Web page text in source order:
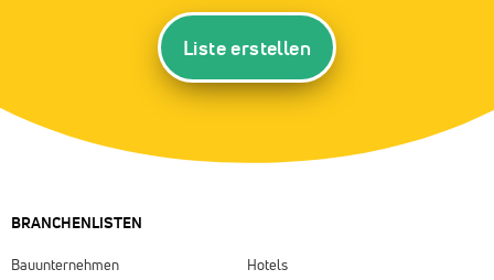
Liste erstellen
BRANCHENLISTEN
Bauunternehmen
Hotels